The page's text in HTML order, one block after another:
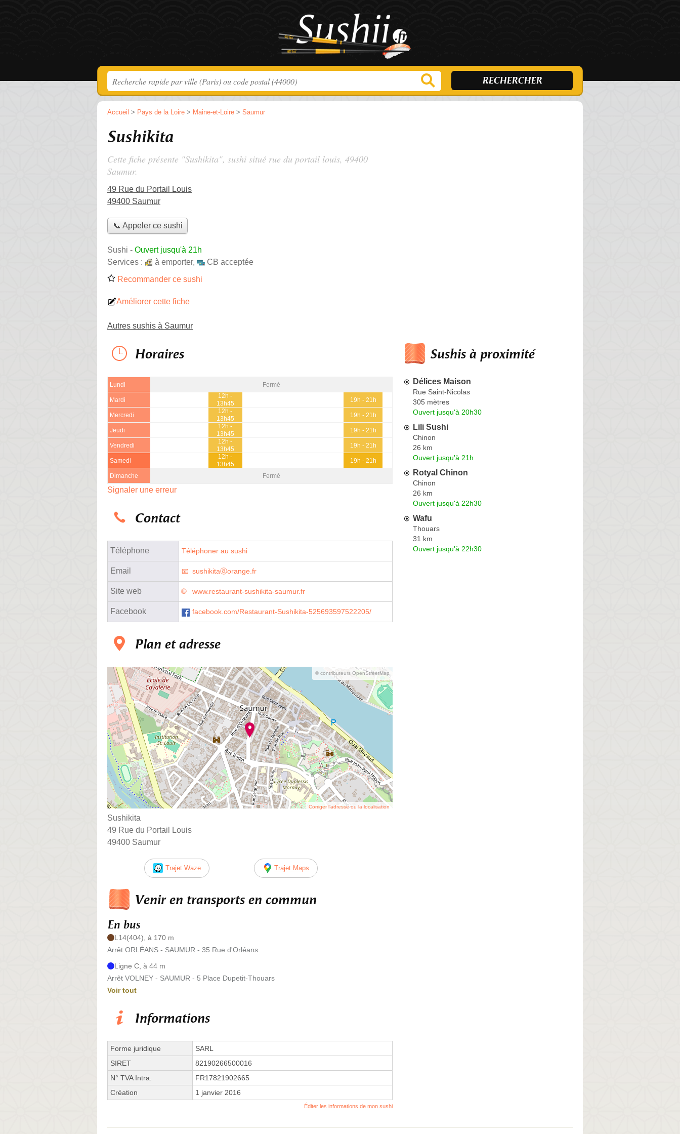
Accueil > Pays de la Loire > Maine-et-Loire > Saumur
Sushikita
Cette fiche présente "Sushikita", sushi situé rue du portail louis, 49400
Saumur.
49 Rue du Portail Louis
49400 Saumur
📞 Appeler ce sushi
Sushi - Ouvert jusqu'à 21h
Services :
à emporter,
CB acceptée
Recommander ce sushi
Améliorer cette fiche
Autres sushis à Saumur
Horaires
Lundi Fermé
Mardi
12h -
13h45
19h - 21h
Mercredi
12h -
13h45
19h - 21h
Jeudi
12h -
13h45
19h - 21h
Vendredi
12h -
13h45
19h - 21h
Samedi
12h -
13h45
19h - 21h
Dimanche Fermé
Signaler une erreur
Contact
Téléphone Téléphoner au sushi
Email sushikitaⓐorange.fr
Site web www.restaurant-sushikita-saumur.fr
Facebook facebook.com/Restaurant-Sushikita-525693597522205/
Plan et adresse
© contributeurs OpenStreetMap
Corriger l’adresse ou la localisation
Sushikita
49 Rue du Portail Louis
49400 Saumur
Trajet Waze Trajet Maps
Venir en transports en commun
En bus
L14(404), à 170 m
Arrêt ORLÉANS - SAUMUR - 35 Rue d'Orléans
Ligne C, à 44 m
Arrêt VOLNEY - SAUMUR - 5 Place Dupetit-Thouars
Voir tout
Informations
Forme juridique
SARL
SIRET
82190266500016
N° TVA Intra.
FR17821902665
Création
1 janvier 2016
Éditer les informations de mon sushi
Sushis à proximité
Délices Maison
Rue Saint-Nicolas
305 mètres
Ouvert jusqu'à 20h30
Lili Sushi
Chinon
26 km
Ouvert jusqu'à 21h
Rotyal Chinon
Chinon
26 km
Ouvert jusqu'à 22h30
Wafu
Thouars
31 km
Ouvert jusqu'à 22h30